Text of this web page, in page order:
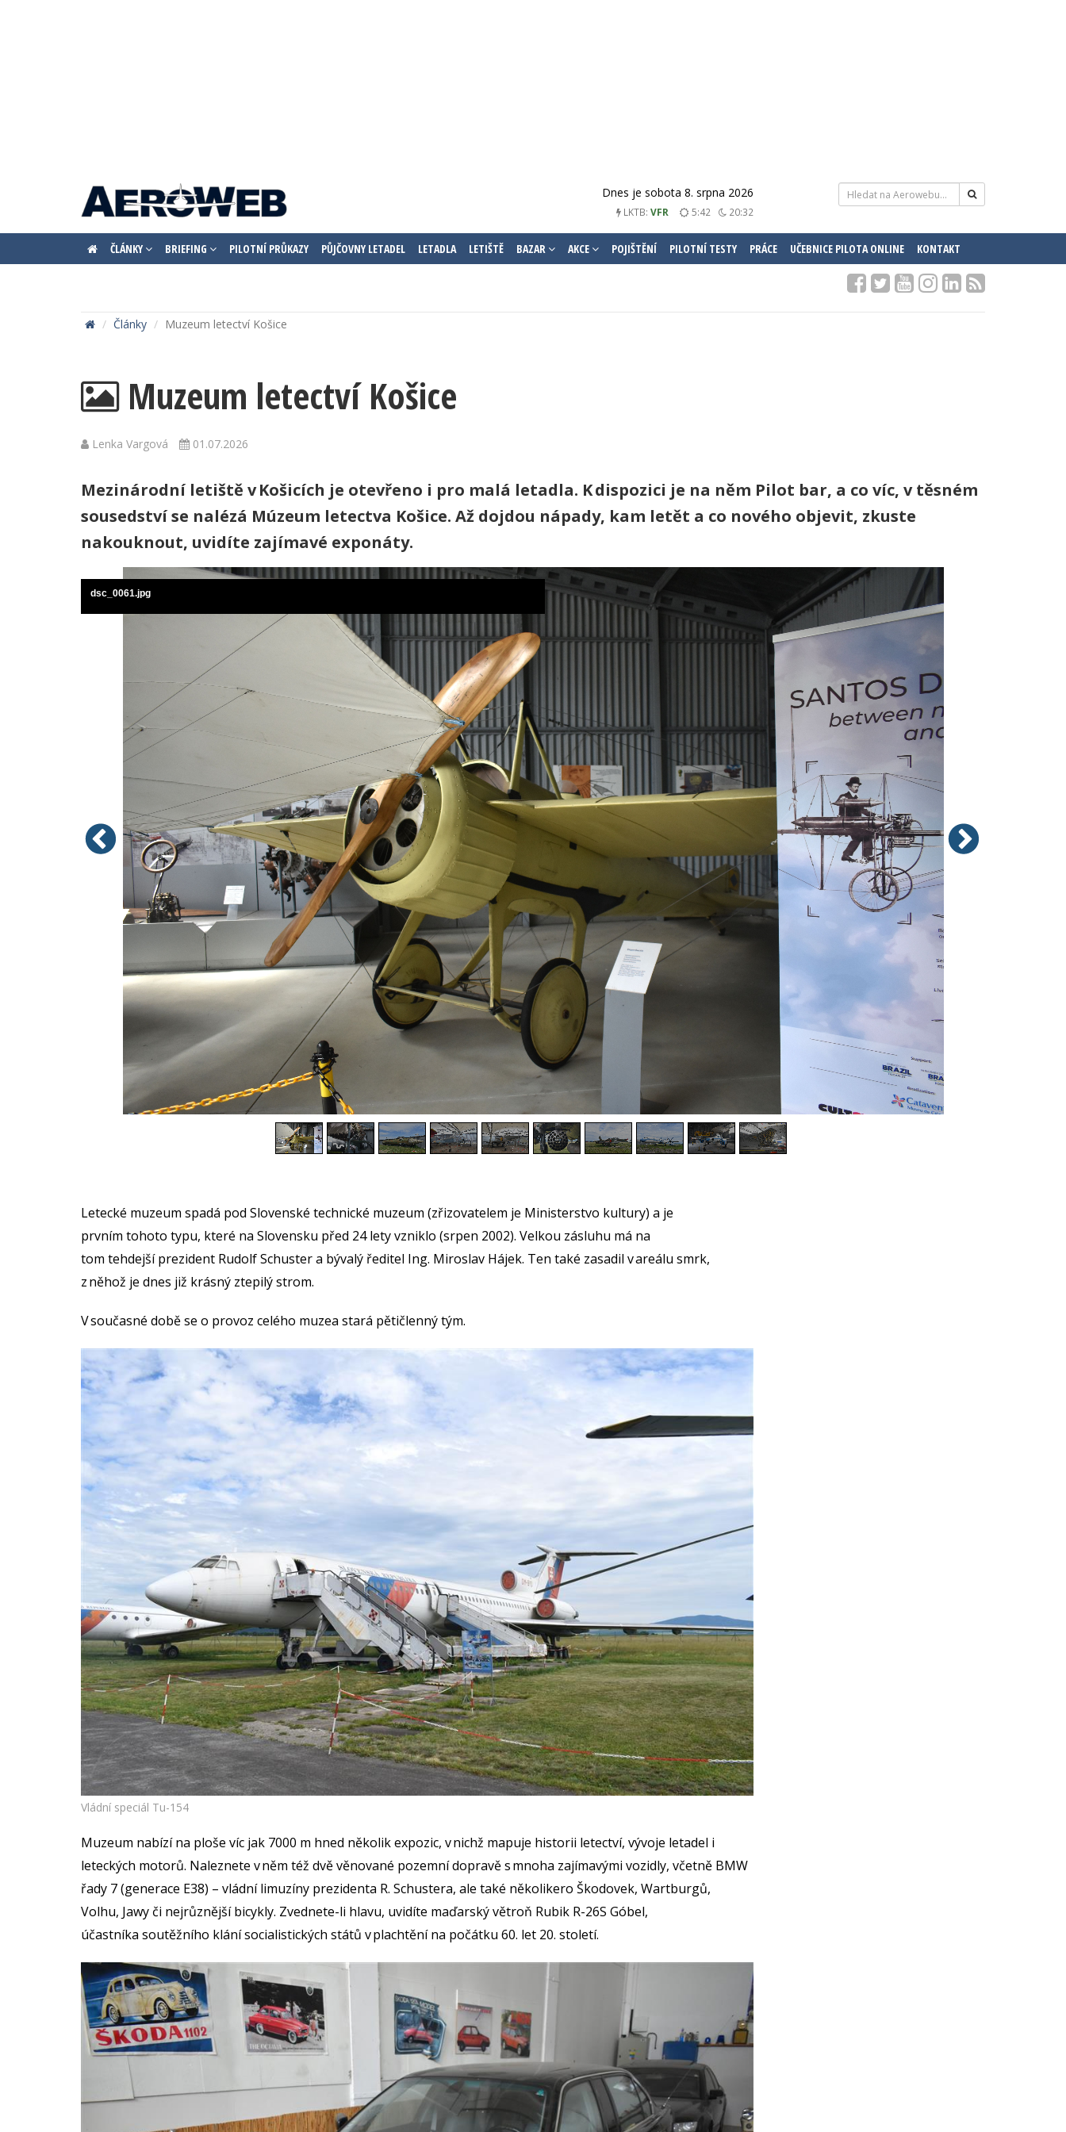
Dnes je sobota 8. srpna 2026
LKMT: VFR 5:42 20:32
ČLÁNKY BRIEFING PILOTNÍ PRŮKAZY PŮJČOVNY LETADEL LETADLA LETIŠTĚ BAZAR AKCE POJIŠTĚNÍ PILOTNÍ TESTY PRÁCE UČEBNICE PILOTA ONLINE KONTAKT
Články Muzeum letectví Košice
Muzeum letectví Košice
Lenka Vargová 01.07.2026
Mezinárodní letiště v Košicích je otevřeno i pro malá letadla. K dispozici je na něm Pilot bar, a co víc, v těsném
sousedství se nalézá Múzeum letectva Košice. Až dojdou nápady, kam letět a co nového objevit, zkuste
nakouknout, uvidíte zajímavé exponáty.
dsc_0061.jpg
Letecké muzeum spadá pod Slovenské technické muzeum (zřizovatelem je Ministerstvo kultury) a je
prvním tohoto typu, které na Slovensku před 24 lety vzniklo (srpen 2002). Velkou zásluhu má na
tom tehdejší prezident Rudolf Schuster a bývalý ředitel Ing. Miroslav Hájek. Ten také zasadil v areálu smrk,
z něhož je dnes již krásný ztepilý strom.
V současné době se o provoz celého muzea stará pětičlenný tým.
Vládní speciál Tu-154
Muzeum nabízí na ploše víc jak 7000 m hned několik expozic, v nichž mapuje historii letectví, vývoje letadel i
leteckých motorů. Naleznete v něm též dvě věnované pozemní dopravě s mnoha zajímavými vozidly, včetně BMW
řady 7 (generace E38) – vládní limuzíny prezidenta R. Schustera, ale také několikero Škodovek, Wartburgů,
Volhu, Jawy či nejrůznější bicykly. Zvednete-li hlavu, uvidíte maďarský větroň Rubik R-26S Góbel,
účastníka soutěžního klání socialistických států v plachtění na počátku 60. let 20. století.